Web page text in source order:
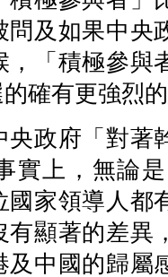
問及如果中央
，「積極參與
確有更強烈
央政府「對著
實上，無論
國家領導人都
有顯著的差異
及中國的歸屬